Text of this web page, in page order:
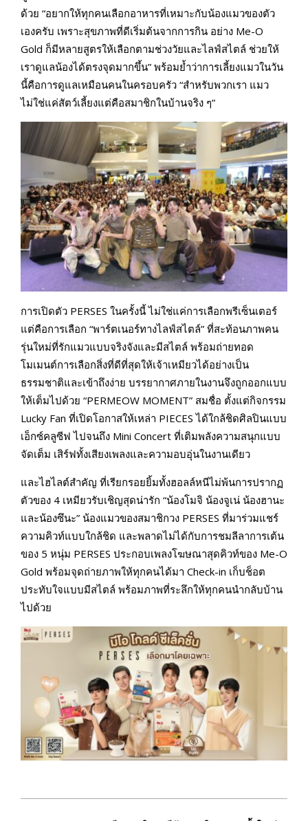
ด้วย “อยากให้ทุกคนเลือกอาหารที่เหมาะกับน้องแมวของตัว
เองครับ เพราะสุขภาพที่ดีเริ่มต้นจากการกิน อย่าง Me-O
Gold ก็มีหลายสูตรให้เลือกตามช่วงวัยและไลฟ์สไตล์ ช่วยให้
เราดูแลน้องได้ตรงจุดมากขึ้น” พร้อมย้ำว่าการเลี้ยงแมวในวัน
นี้คือการดูแลเหมือนคนในครอบครัว “สำหรับพวกเรา แมว
ไม่ใช่แค่สัตว์เลี้ยงแต่คือสมาชิกในบ้านจริง ๆ”
การเปิดตัว PERSES ในครั้งนี้ ไม่ใช่แค่การเลือกพรีเซ็นเตอร์
แต่คือการเลือก “พาร์ตเนอร์ทางไลฟ์สไตล์” ที่สะท้อนภาพคน
รุ่นใหม่ที่รักแมวแบบจริงจังและมีสไตล์ พร้อมถ่ายทอด
โมเมนต์การเลือกสิ่งที่ดีที่สุดให้เจ้าเหมียวได้อย่างเป็น
ธรรมชาติและเข้าถึงง่าย บรรยากาศภายในงานจึงถูกออกแบบ
ให้เต็มไปด้วย “PERMEOW MOMENT” สมชื่อ ตั้งแต่กิจกรรม
Lucky Fan ที่เปิดโอกาสให้เหล่า PIECES ได้ใกล้ชิดศิลปินแบบ
เอ็กซ์คลูซีฟ ไปจนถึง Mini Concert ที่เติมพลังความสนุกแบบ
จัดเต็ม เสิร์ฟทั้งเสียงเพลงและความอบอุ่นในงานเดียว
และไฮไลต์สำคัญ ที่เรียกรอยยิ้มทั้งฮอลล์หนีไม่พ้นการปรากฏ
ตัวของ 4 เหมียวรับเชิญสุดน่ารัก “น้องโมจิ น้องจูเน่ น้องฮานะ
และน้องซึนะ” น้องแมวของสมาชิกวง PERSES ที่มาร่วมแชร์
ความคิวท์แบบใกล้ชิด และพลาดไม่ได้กับการชมลีลาการเต้น
ของ 5 หนุ่ม PERSES ประกอบเพลงโฆษณาสุดคิวท์ของ Me-O
Gold พร้อมจุดถ่ายภาพให้ทุกคนได้มา Check-in เก็บช็อต
ประทับใจแบบมีสไตล์ พร้อมภาพที่ระลึกให้ทุกคนนำกลับบ้าน
ไปด้วย